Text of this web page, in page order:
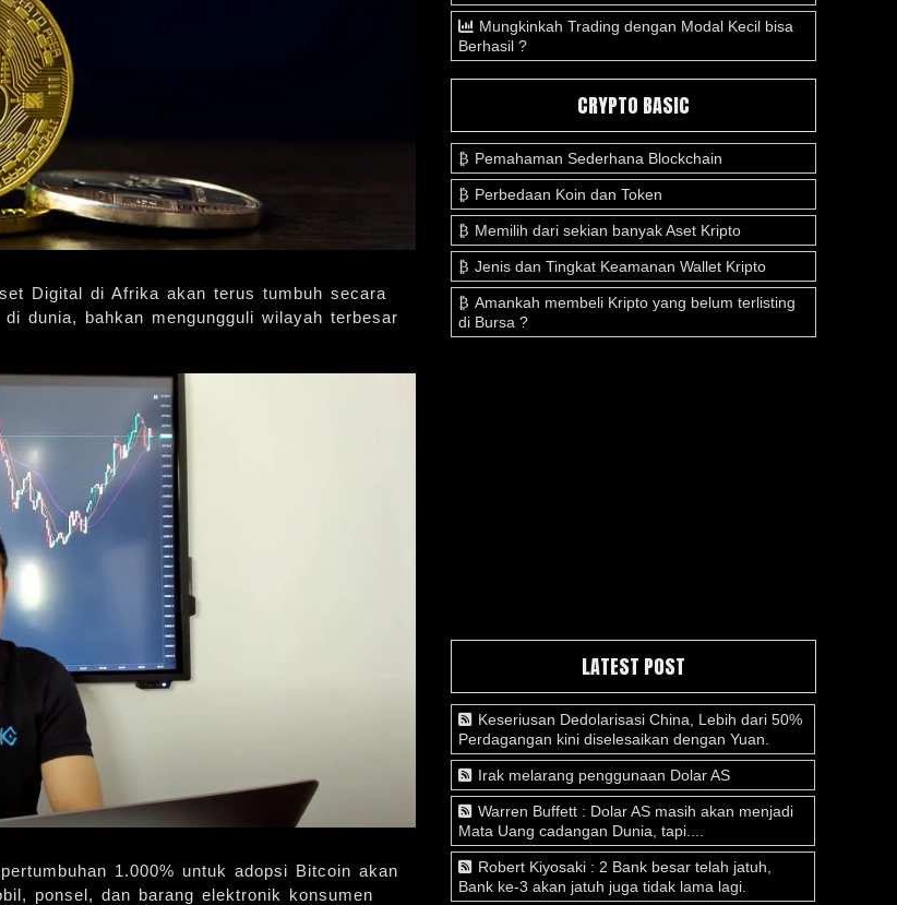
Digital di Afrika akan terus tumbuh secara
dunia, bahkan mengungguli wilayah terbesar
1.000% untuk adopsi Bitcoin akan
ponsel, dan barang elektronik konsumen
Mungkinkah Trading dengan Modal Kecil bisa
Berhasil ?
CRYPTO BASIC
Pemahaman Sederhana Blockchain
Perbedaan Koin dan Token
Memilih dari sekian banyak Aset Kripto
Jenis dan Tingkat Keamanan Wallet Kripto
Amankah membeli Kripto yang belum terlisting
di Bursa ?
LATEST POST
Keseriusan Dedolarisasi China, Lebih dari 50%
Perdagangan kini diselesaikan dengan Yuan.
Irak melarang penggunaan Dolar AS
Warren Buffett : Dolar AS masih akan menjadi
Mata Uang cadangan Dunia, tapi....
Robert Kiyosaki : 2 Bank besar telah jatuh,
Bank ke-3 akan jatuh juga tidak lama lagi.